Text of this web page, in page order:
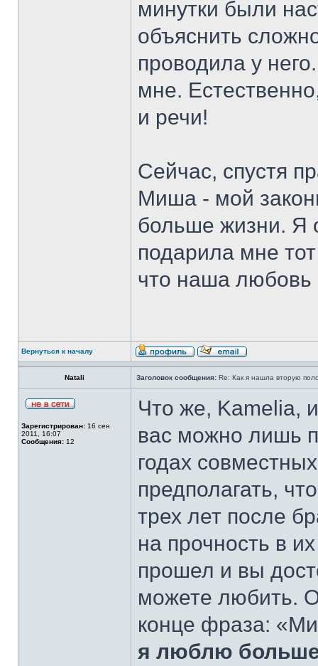
минутки были
объяснить
проводила у
мне.
и речи!
Сейчас, спустя
Миша - мой
больше жизни. Я
подарила мне
что наша любовь
Вернуться к началу
Natali Заголовок сообщения: Re: Как я нашла вторую
Зарегистрирован: 16 сен
2011, 16:07
Сообщения: 12
Что же, Kamelia,
вас можно лишь
годах
предполагать,
трех лет после
на прочность в
прошел и вы
можете любить.
конце фраза:
я люблю